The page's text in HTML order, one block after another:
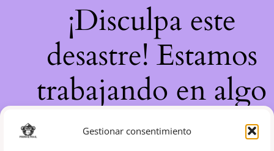
Gestionar consentimiento
¡Disculpa este
desastre! Estamos
trabajando en algo
increíble, ¡vuelve